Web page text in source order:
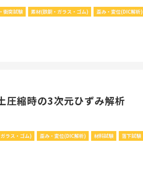
衝突試験 素材(鉄鋼・ガラス・ゴム) 歪み・変位(DIC解析)
圧縮時の3次元ひずみ解析
ラス・ゴム) 歪み・変位(DIC解析) 材料試験 落下試験